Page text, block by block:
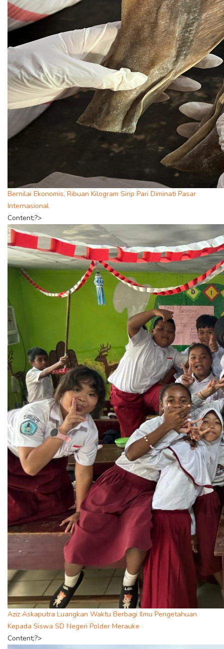
Bernilai Ekonomis, Ribuan Kilogram Sirip Pari Diminati Pasar
Internasional
Content;?>
Aziz Askaputra Luangkan Waktu Berbagi Ilmu Pengetahuan
Kepada Siswa SD Negeri Polder Merauke
Content;?>